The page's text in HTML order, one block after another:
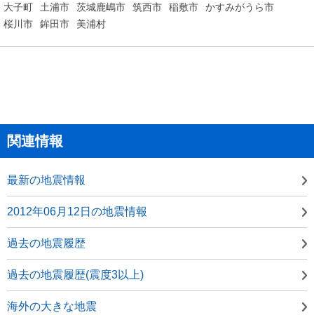
大子町
土浦市 茨城鹿嶋市 筑西市 稲敷市
かすみがうら市
桜川市
鉾田市 美浦村
関連情報
最新の地震情報
2012年06月12日の地震情報
過去の地震履歴
過去の地震履歴(震度3以上)
海外の大きな地震